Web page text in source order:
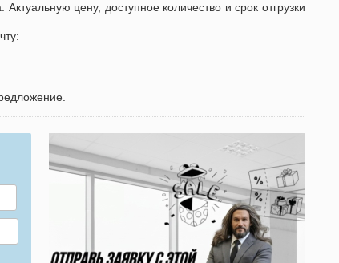
цену, доступное количество и срок отгрузки